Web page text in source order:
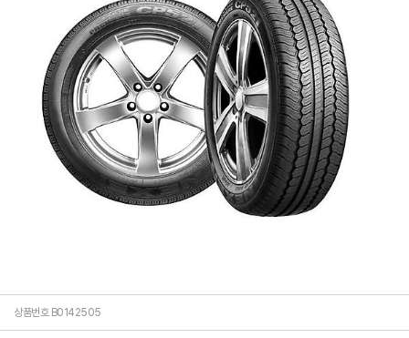
상품번호 B0142505